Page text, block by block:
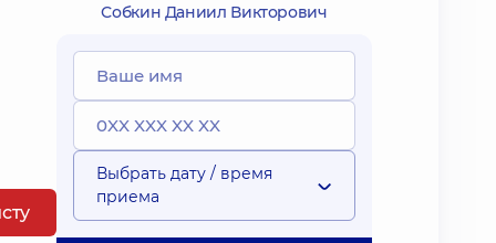
Собкин Даниил Викторович
Выбрать дату / время
приема